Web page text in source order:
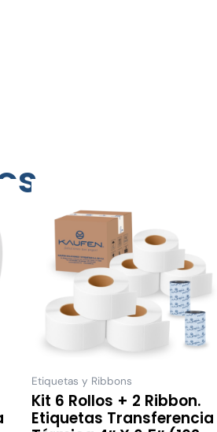
Etiquetas y Ribbons
Kit 6 Rollos + 2 Ribbon.
Etiquetas Transferencia
múltiples
variantes.
Las
opciones
en
la